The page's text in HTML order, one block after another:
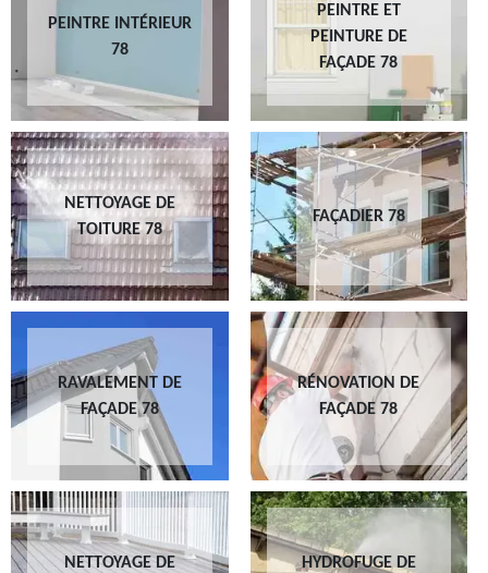
PEINTRE INTÉRIEUR
78
PEINTRE ET
PEINTURE DE
FAÇADE 78
NETTOYAGE DE
TOITURE 78
FAÇADIER 78
RAVALEMENT DE
FAÇADE 78
RÉNOVATION DE
FAÇADE 78
NETTOYAGE DE
HYDROFUGE DE